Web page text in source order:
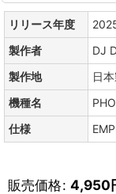
リリース年度
製作者
DJ
製作地
日
機種名
仕様
販売価格: 4,950